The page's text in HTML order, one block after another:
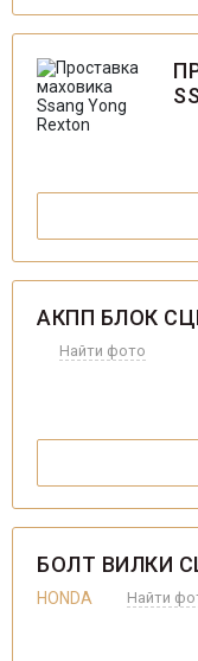
АКПП БЛОК
Найти фото
БОЛТ ВИЛКИ
HONDA Найти